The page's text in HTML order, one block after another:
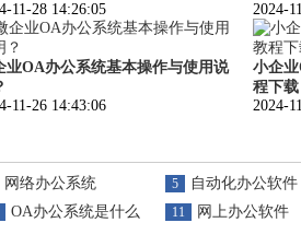
11-28 14:26:05
2024-
业OA办公系统基本操作与使用说
11-26 14:43:06
小企
程下载
2024-
网络办公系统 5 自动化办公软件
OA办公系统是什么 11 网上办公软件